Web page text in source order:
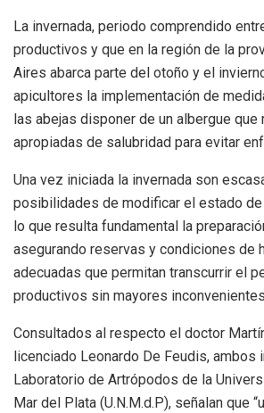
La invernada, periodo comprendido
productivos y que en la región de la
Aires abarca parte del otoño y el
apicultores la implementación de
las abejas disponer de un albergue que
apropiadas de salubridad para evitar
Una vez iniciada la invernada son
posibilidades de modificar el estado
lo que resulta fundamental la
asegurando reservas y condiciones de
adecuadas que permitan transcurrir el
productivos sin mayores
Consultados al respecto el doctor
licenciado Leonardo De Feudis, ambos
Laboratorio de Artrópodos de la
Mar del Plata (U.N.M.d.P), señalan que